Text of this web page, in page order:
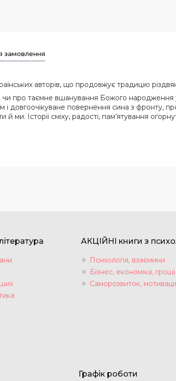
замовлення
авторів, що продовжує традицію
про таємне вшанування Божого народження у
і довгоочікуване повернення сина з фронту,
Історії сміху, радості, пам’ятування
АКЦІЙНІ книги з
Психологія, взаємини
Бізнес, економіка, гроші
Саморозвиток,
Графік роботи